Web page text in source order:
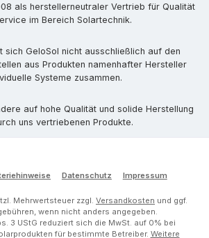
als herstellerneutraler Vertrieb für Qualität
im Bereich Solartechnik.
sich GeloSol nicht ausschließlich auf den
aus Produkten namenhafter Hersteller
Systeme zusammen.
auf hohe Qualität und solide Herstellung
uns vertriebenen Produkte.
Datenschutz Impressum
Mehrwertsteuer zzgl. Versandkosten und ggf.
wenn nicht anders angegeben.
3 UStG reduziert sich die MwSt. auf 0% bei
für bestimmte Betreiber. Weitere